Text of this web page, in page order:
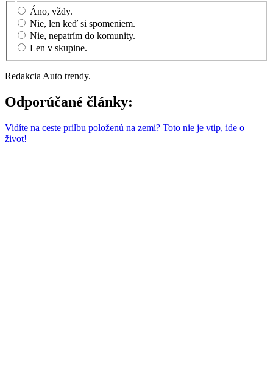
Áno, vždy.
Nie, len keď si spomeniem.
Nie, nepatrím do komunity.
Len v skupine.
Redakcia Auto trendy.
Odporúčané články:
Vidíte na ceste prilbu položenú na zemi? Toto nie je vtip, ide o
život!